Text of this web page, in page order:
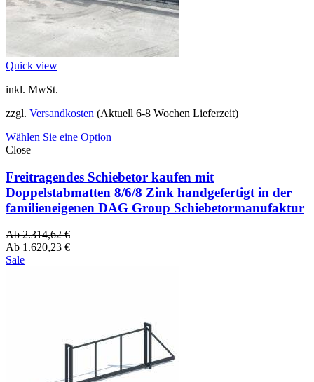
Quick view
inkl. MwSt.
zzgl. Versandkosten (Aktuell 6-8 Wochen Lieferzeit)
Wählen Sie eine Option
Close
Freitragendes Schiebetor kaufen mit
Doppelstabmatten 8/6/8 Zink handgefertigt in der
familieneigenen DAG Group Schiebetormanufaktur
Ab2.314,62€
Ab 1.620,23 €
Sale